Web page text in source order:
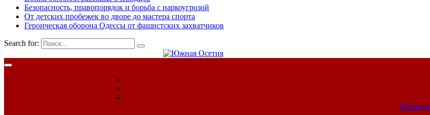
Безопасность, правопорядок и борьба с наркоугрозой
От детских пробежек во дворе до мастера спорта
Героическая оборона Одессы от фашистских захватчиков
Search for: